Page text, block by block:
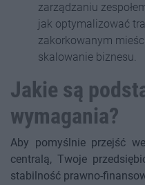
zarządzaniu
jak optymalizować
zakorkowanym
skalowanie biznesu.
Jakie są
wymagania?
Aby pomyślnie przejść
centralą, Twoje
stabilność prawno-